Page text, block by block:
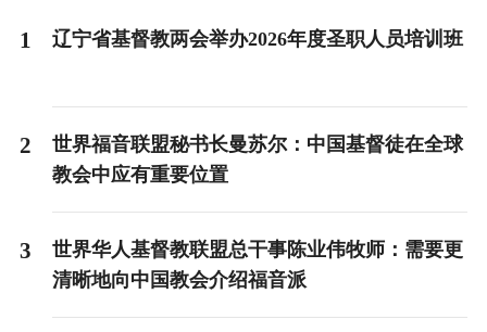
1 辽宁省基督教两会举办2026年度圣职人员培训班
2
世界福音联盟秘书长曼苏尔：中国基督徒在全球
教会中应有重要位置
3
世界华人基督教联盟总干事陈业伟牧师：需要更
清晰地向中国教会介绍福音派